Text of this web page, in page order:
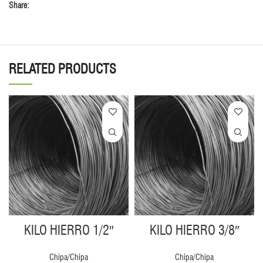
Share:
RELATED PRODUCTS
KILO HIERRO 1/2″
Chipa/Chipa
KILO HIERRO 3/8″
Chipa/Chipa